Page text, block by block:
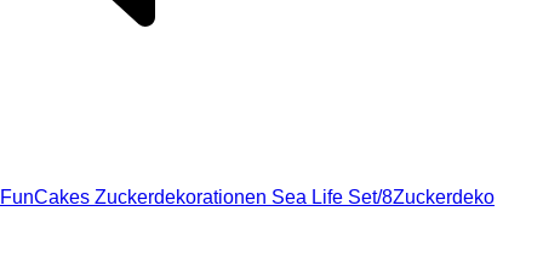
FunCakes Zuckerdekorationen Sea Life Set/8Zuckerdeko